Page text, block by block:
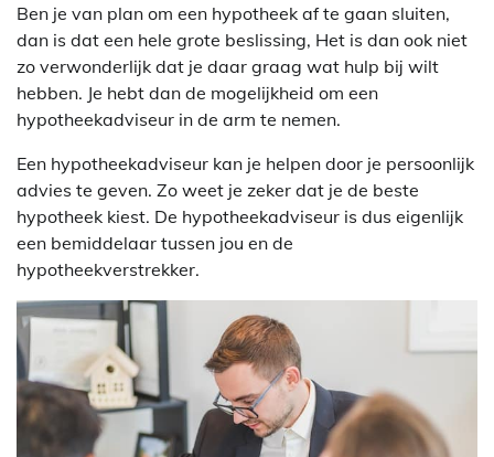
Ben je van plan om een hypotheek af te gaan sluiten,
dan is dat een hele grote beslissing, Het is dan ook niet
zo verwonderlijk dat je daar graag wat hulp bij wilt
hebben. Je hebt dan de mogelijkheid om een
hypotheekadviseur in de arm te nemen.
Een hypotheekadviseur kan je helpen door je persoonlijk
advies te geven. Zo weet je zeker dat je de beste
hypotheek kiest. De hypotheekadviseur is dus eigenlijk
een bemiddelaar tussen jou en de
hypotheekverstrekker.